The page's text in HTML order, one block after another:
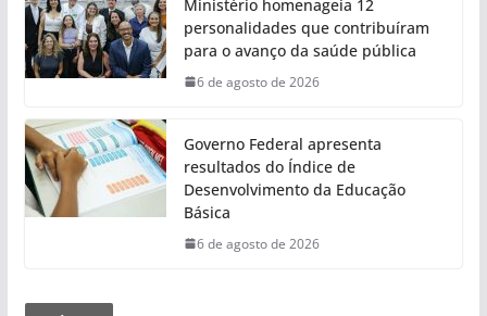
Ministério homenageia 12
personalidades que contribuíram
para o avanço da saúde pública
6 de agosto de 2026
Governo Federal apresenta
resultados do Índice de
Desenvolvimento da Educação
Básica
6 de agosto de 2026